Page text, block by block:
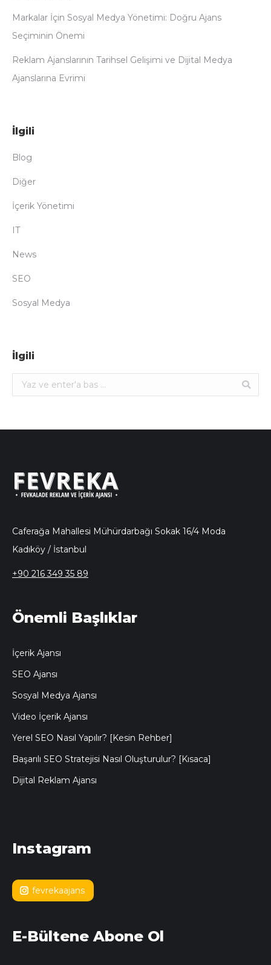
Markalar İçin Sosyal Medya Yönetimi: Doğru Ajans
Seçiminin Önemi
Reklam Ajanslarının Tarihsel Gelişimi ve Dijital Medya
Ajanslarına Evrimi
İlgili
Blog
Diğer
İçerik Yönetimi
IT
News
SEO
Sosyal Medya
İlgili
Ara:
Caferağa Mahallesi Mühürdarbağı Sokak 16/4 Moda
Kadıköy / İstanbul
+90 216 349 35 89
Önemli Başlıklar
İçerik Ajansı
SEO Ajansı
Sosyal Medya Ajansı
Video İçerik Ajansı
Yerel SEO Nasıl Yapılır? [Kesin Rehber]
Başarılı SEO Stratejisi Nasıl Oluşturulur? [Kısaca]
Dijital Reklam Ajansı
Instagram
fevrekaajans
E-Bültene Abone Ol